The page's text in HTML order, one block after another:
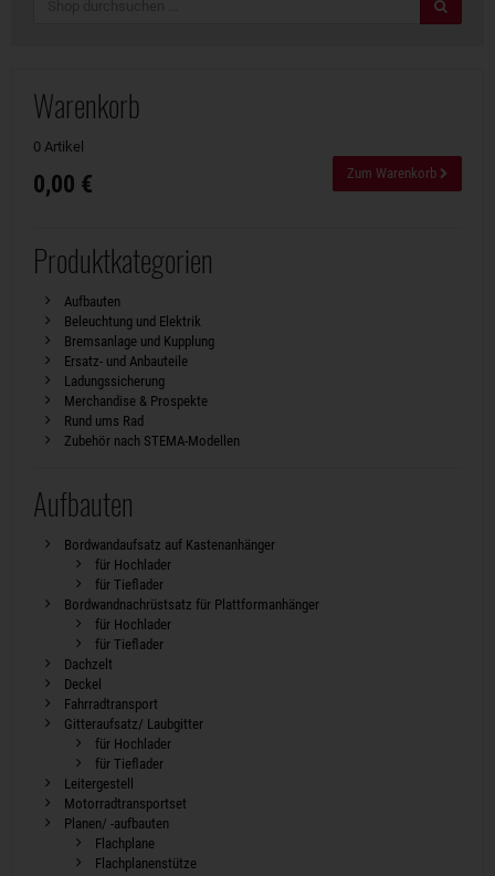
Warenkorb
0 Artikel
0,00 € Zum Warenkorb
Produktkategorien
Aufbauten
Beleuchtung und Elektrik
Bremsanlage und Kupplung
Ersatz- und Anbauteile
Ladungssicherung
Merchandise & Prospekte
Rund ums Rad
Zubehör nach STEMA-Modellen
Aufbauten
Bordwandaufsatz auf Kastenanhänger
für Hochlader
für Tieflader
Bordwandnachrüstsatz für Plattformanhänger
für Hochlader
für Tieflader
Dachzelt
Deckel
Fahrradtransport
Gitteraufsatz/ Laubgitter
für Hochlader
für Tieflader
Leitergestell
Motorradtransportset
Planen/ -aufbauten
Flachplane
Flachplanenstütze